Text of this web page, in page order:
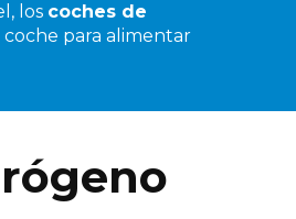
los coches de
para alimentar